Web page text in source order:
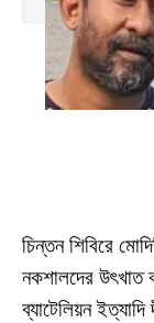
চিন্তন শিবিরে
নকশালদের উৎখাত
ব্যাটেলিয়ন